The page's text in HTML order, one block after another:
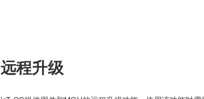
远程升级